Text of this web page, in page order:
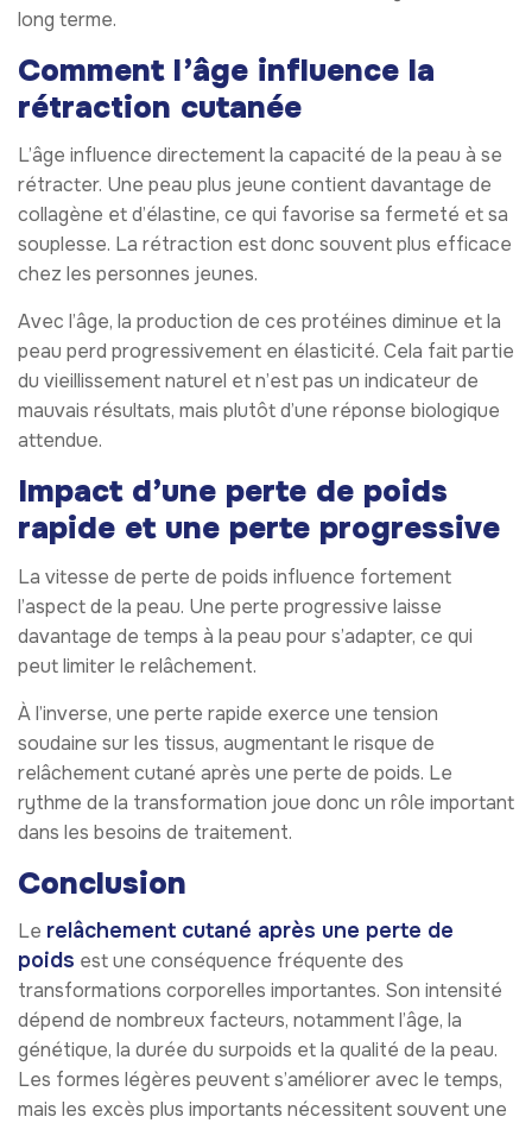
long terme.
Comment l’âge influence la
rétraction cutanée
L’âge influence directement la capacité de la peau à se
rétracter. Une peau plus jeune contient davantage de
collagène et d’élastine, ce qui favorise sa fermeté et sa
souplesse. La rétraction est donc souvent plus efficace
chez les personnes jeunes.
Avec l’âge, la production de ces protéines diminue et la
peau perd progressivement en élasticité. Cela fait partie
du vieillissement naturel et n’est pas un indicateur de
mauvais résultats, mais plutôt d’une réponse biologique
attendue.
Impact d’une perte de poids
rapide et une perte progressive
La vitesse de perte de poids influence fortement
l’aspect de la peau. Une perte progressive laisse
davantage de temps à la peau pour s’adapter, ce qui
peut limiter le relâchement.
À l’inverse, une perte rapide exerce une tension
soudaine sur les tissus, augmentant le risque de
relâchement cutané après une perte de poids. Le
rythme de la transformation joue donc un rôle important
dans les besoins de traitement.
Conclusion
Le relâchement cutané après une perte de
poids est une conséquence fréquente des
transformations corporelles importantes. Son intensité
dépend de nombreux facteurs, notamment l’âge, la
génétique, la durée du surpoids et la qualité de la peau.
Les formes légères peuvent s’améliorer avec le temps,
mais les excès plus importants nécessitent souvent une